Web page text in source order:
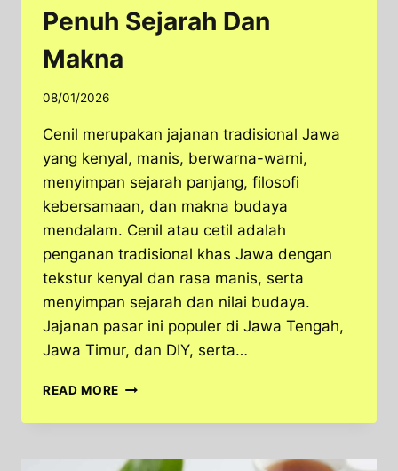
Penuh Sejarah Dan
Makna
08/01/2026
Cenil merupakan jajanan tradisional Jawa
yang kenyal, manis, berwarna-warni,
menyimpan sejarah panjang, filosofi
kebersamaan, dan makna budaya
mendalam. Cenil atau cetil adalah
penganan tradisional khas Jawa dengan
tekstur kenyal dan rasa manis, serta
menyimpan sejarah dan nilai budaya.
Jajanan pasar ini populer di Jawa Tengah,
Jawa Timur, dan DIY, serta…
READ MORE CENIL,
KENYAL
JAWA